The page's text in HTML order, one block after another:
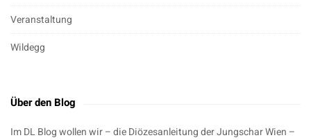
Veranstaltung
Wildegg
Über den Blog
Im DL Blog wollen wir – die Diözesanleitung der Jungschar Wien –